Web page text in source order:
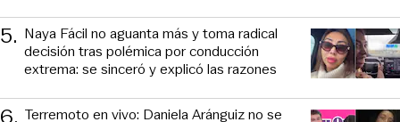
5. Naya Fácil no aguanta más y toma radical
decisión tras polémica por conducción
extrema: se sinceró y explicó las razones
Terremoto en vivo: Daniela Aránguiz no se